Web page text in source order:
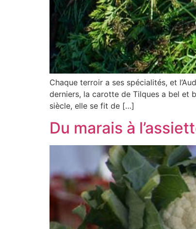
Chaque terroir a ses spécialités, et
derniers, la carotte de Tilques a bel et
siècle, elle se fit de […]
Du marais à